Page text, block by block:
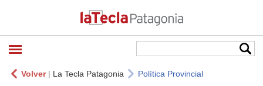
Volver| La Tecla Patagonia Política Provincial